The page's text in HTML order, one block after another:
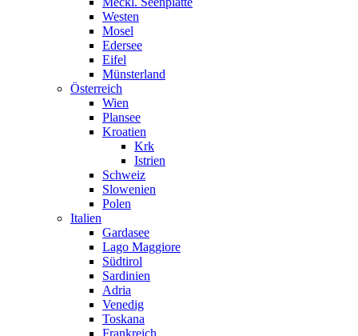
Westen
Mosel
Edersee
Eifel
Münsterland
Österreich
Wien
Plansee
Kroatien
Krk
Istrien
Schweiz
Slowenien
Polen
Italien
Gardasee
Lago Maggiore
Südtirol
Sardinien
Adria
Venedig
Toskana
Frankreich